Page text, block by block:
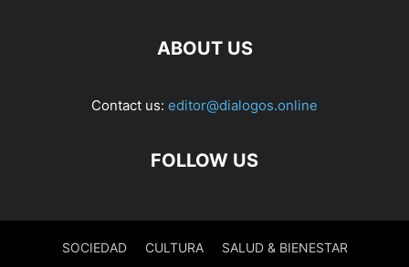
ABOUT US
Contact us: editor@dialogos.online
FOLLOW US
SOCIEDAD CULTURA SALUD & BIENESTAR